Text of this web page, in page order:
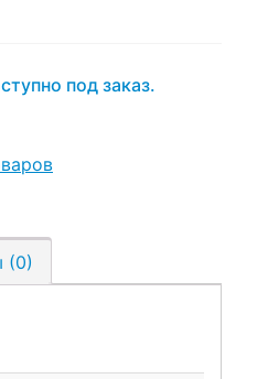
под заказ.
(0)